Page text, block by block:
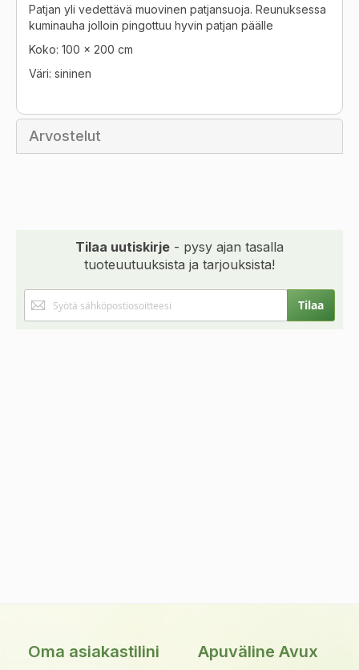
Patjan yli vedettävä muovinen patjansuoja. Reunuksessa
kuminauha jolloin pingottuu hyvin patjan päälle
Koko: 100 x 200 cm
Väri: sininen
Arvostelut
Tilaa uutiskirje - pysy ajan tasalla
tuoteuutuuksista ja tarjouksista!
uutiskirjeemme:
Tilaa
Oma asiakastilini Apuväline Avux